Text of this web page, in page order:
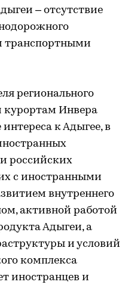
– отсутствие
транспортными
регионального
курортам Инвера
к Адыгее, в
российских
с иностранными
внутреннего
активной работой
Адыгеи, а
и условий
комплекса
иностранцев и